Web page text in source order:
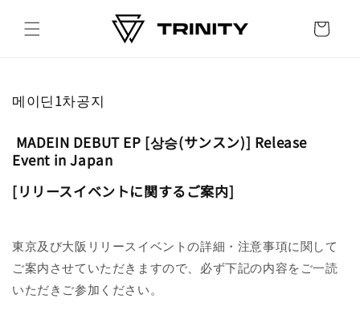
content
Cart
메이딘1차공지
MADEIN DEBUT EP [상승(サンスン)] Release
Event in Japan
[リリースイベントに関するご案内]
東京及び大阪リリースイベントの詳細・注意事項に関して
ご案内させていただきますので、必ず下記の内容をご一読
いただきご参加ください。